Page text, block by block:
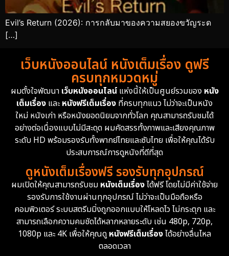
Evil’s Return (2026): การกลับมาของความสยองขวัญระด
[…]
เว็บหนังออนไลน์ หนังเต็มเรื่อง ดูฟรี
ครบทุกหมวดหมู่
ผมตั้งใจพัฒนา เว็บหนังออนไลน์แห่งนี้ให้เป็นศูนย์รวมของ หนัง
เต็มเรื่อง และหนังฟรีเต็มเรื่อง ที่ครบทุกแนว ไม่ว่าจะเป็นหนัง
ใหม่ หนังเก่า หรือหนังยอดนิยมจากทั่วโลก คุณสามารถรับชมได้
อย่างต่อเนื่องแบบไม่มีสะดุด ผมคัดสรรทั้งภาพและเสียงคุณภาพ
ระดับ HD พร้อมรองรับทั้งพากย์ไทยและซับไทย เพื่อให้คุณได้รับ
ประสบการณ์การดูหนังที่ดีที่สุด
ดูหนังเต็มเรื่องฟรี รองรับทุกอุปกรณ์
ผมเปิดให้คุณสามารถรับชม หนังเต็มเรื่องได้ฟรี โดยไม่มีค่าใช้จ่าย
รองรับการใช้งานผ่านทุกอุปกรณ์ ไม่ว่าจะเป็นมือถือหรือ
คอมพิวเตอร์ ระบบสตรีมมิ่งถูกออกแบบให้โหลดไว ไม่กระตุก และ
สามารถเลือกความคมชัดได้หลากหลายระดับ เช่น 480p, 720p,
1080p และ 4K เพื่อให้คุณดูหนังฟรีเต็มเรื่องได้อย่างลื่นไหล
ตลอดเวลา